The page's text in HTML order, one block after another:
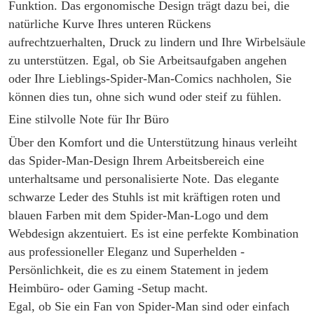
Funktion. Das ergonomische Design trägt dazu bei, die
natürliche Kurve Ihres unteren Rückens
aufrechtzuerhalten, Druck zu lindern und Ihre Wirbelsäule
zu unterstützen. Egal, ob Sie Arbeitsaufgaben angehen
oder Ihre Lieblings-Spider-Man-Comics nachholen, Sie
können dies tun, ohne sich wund oder steif zu fühlen.
Eine stilvolle Note für Ihr Büro
Über den Komfort und die Unterstützung hinaus verleiht
das Spider-Man-Design Ihrem Arbeitsbereich eine
unterhaltsame und personalisierte Note. Das elegante
schwarze Leder des Stuhls ist mit kräftigen roten und
blauen Farben mit dem Spider-Man-Logo und dem
Webdesign akzentuiert. Es ist eine perfekte Kombination
aus professioneller Eleganz und Superhelden -
Persönlichkeit, die es zu einem Statement in jedem
Heimbüro- oder Gaming -Setup macht.
Egal, ob Sie ein Fan von Spider-Man sind oder einfach